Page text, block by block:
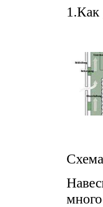
1.Как